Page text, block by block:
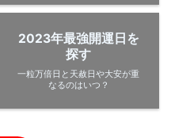
2023年最強開運日を
探す
一粒万倍日と天赦日や大安が重
なるのはいつ？